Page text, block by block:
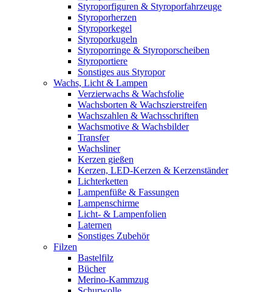
Styroporfiguren & Styroporfahrzeuge
Styroporherzen
Styroporkegel
Styroporkugeln
Styroporringe & Styroporscheiben
Styroportiere
Sonstiges aus Styropor
Wachs, Licht & Lampen
Verzierwachs & Wachsfolie
Wachsborten & Wachszierstreifen
Wachszahlen & Wachsschriften
Wachsmotive & Wachsbilder
Transfer
Wachsliner
Kerzen gießen
Kerzen, LED-Kerzen & Kerzenständer
Lichterketten
Lampenfüße & Fassungen
Lampenschirme
Licht- & Lampenfolien
Laternen
Sonstiges Zubehör
Filzen
Bastelfilz
Bücher
Merino-Kammzug